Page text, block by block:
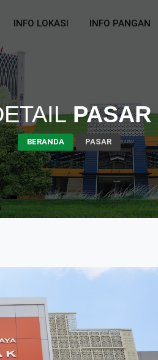
INFO LOKASI INFO PANGAN
PASAR
BERANDA PASAR